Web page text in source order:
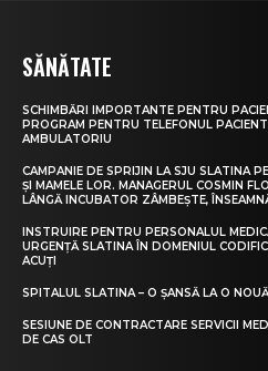
SĂNĂTATE
SCHIMBĂRI IMPORTANTE PENTRU
PROGRAM PENTRU TELEFONUL
AMBULATORIU
CAMPANIE DE SPRIJIN LA SJU SLATINA
ȘI MAMELE LOR. MANAGERUL COSMIN
LÂNGĂ INCUBATOR ZÂMBEȘTE,
INSTRUIRE PENTRU PERSONALUL
URGENȚĂ SLATINA ÎN DOMENIUL
ACUȚI
SPITALUL SLATINA – O ȘANSĂ LA O
SESIUNE DE CONTRACTARE SERVICII
DE CAS OLT